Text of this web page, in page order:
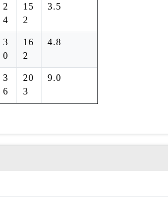
2
4
15
2
3.5
3
0
16
2
4.8
3
6
20
3
9.0